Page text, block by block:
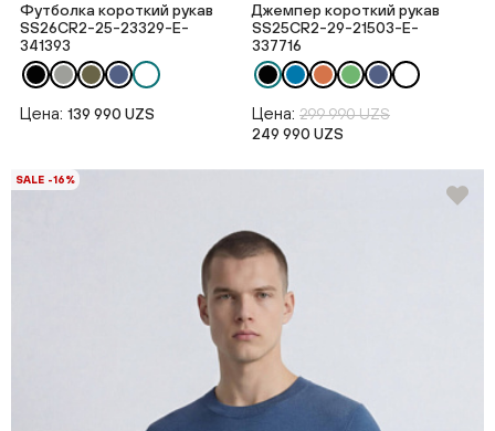
Футболка короткий рукав
SS26CR2-25-23329-E-
341393
Цена: 139 990 UZS
Джемпер короткий рукав
SS25CR2-29-21503-E-
337716
Цена: 299 990 UZS
249 990 UZS
SALE -16%